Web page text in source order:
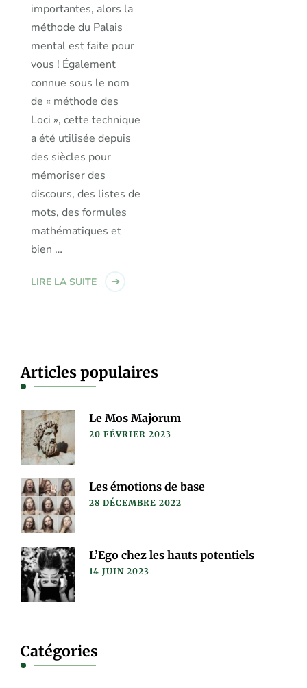
importantes, alors la
méthode du Palais
mental est faite pour
vous ! Également
connue sous le nom
de « méthode des
Loci », cette technique
a été utilisée depuis
des siècles pour
mémoriser des
discours, des listes de
mots, des formules
mathématiques et
bien …
LIRE LA SUITE
Articles populaires
Le Mos Majorum
20 FÉVRIER 2023
Les émotions de base
28 DÉCEMBRE 2022
L’Ego chez les hauts potentiels
14 JUIN 2023
Catégories